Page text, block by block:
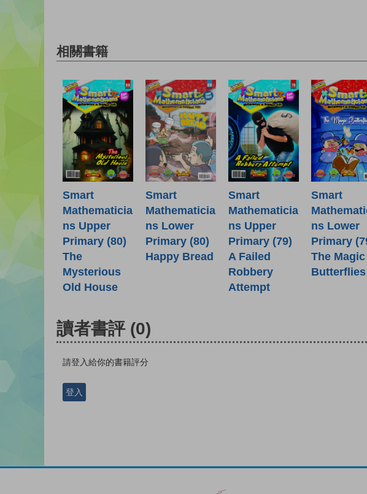
相關書籍
Smart
Mathematicia
ns Upper
Primary (80)
The
Mysterious
Old House
Smart
Mathematicia
ns Lower
Primary (80)
Happy Bread
Smart
Mathematicia
ns Upper
Primary (79)
A Failed
Robbery
Attempt
Smart
ns Lower
Primary
The Magic
Butterflies
讀者書評 (0)
請登入給你的書籍評分
登入